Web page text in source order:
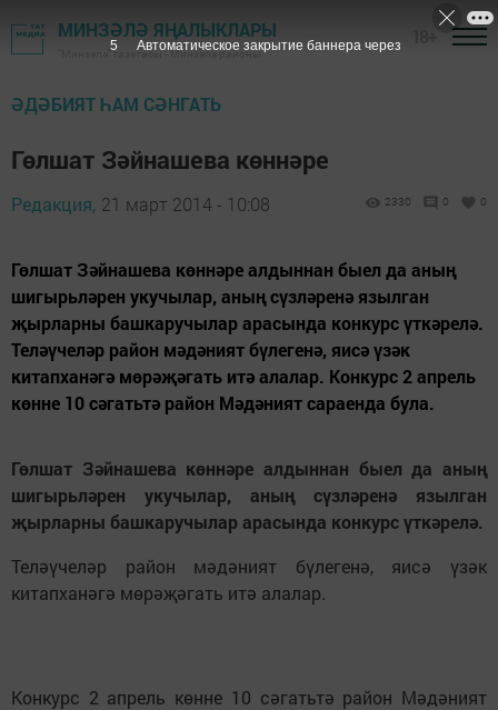
МИНЗӘЛӘ ЯҢАЛЫКЛАРЫ
"Минзәлә" газетасы - Минзәлә районы
ӘДӘБИЯТ ҺАМ СӘНГАТЬ
Гөлшат Зәйнашева көннәре
Редакция, 21 март 2014 - 10:08 2330 0 0
Гөлшат Зәйнашева көннәре алдыннан быел да аның
шигырьләрен укучылар, аның сүзләренә язылган
җырларны башкаручылар арасында конкурс үткәрелә.
Теләүчеләр район мәдәният бүлегенә, яисә үзәк
китапханәгә мөрәҗәгать итә алалар. Конкурс 2 апрель
көнне 10 сәгатьтә район Мәдәният сараенда була.
Гөлшат Зәйнашева көннәре алдыннан быел да аның
шигырьләрен укучылар, аның сүзләренә язылган
җырларны башкаручылар арасында конкурс үткәрелә.
Теләүчеләр район мәдәният бүлегенә, яисә үзәк
китапханәгә мөрәҗәгать итә алалар.
Конкурс 2 апрель көнне 10 сәгатьтә район Мәдәният
4 Автоматическое закрытие баннера через